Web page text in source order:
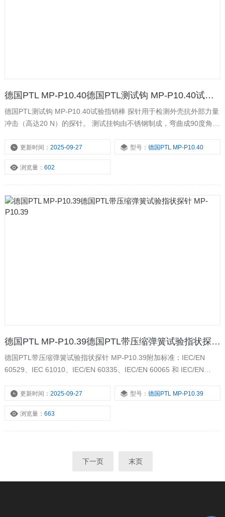
德国PTL MP-P10.40德国PTL测试钩 MP-P10.40试验指销棒 探针
德国PTL测试钩 MP-P10.40试验指销棒 探针用于检测外壳抗外部力量
冲击（高达20 N）的探针。 测试挂钩由不锈钢制成，弯曲成90度角。
可以通过钥匙扣进行调整。
更新时间： 2025-09-27 型号：德国PTL MP-P10.40
浏览量： 602
德国PTL MP-P10.39德国PTL带压缩弹簧试验指状探针 MP-P10.39
德国PTL带压缩弹簧试验指状探针 MP-P10.39附加标准：IEC/EN
60529、IEC 61010、IEC/EN 60335、IEC/EN 60065 和 IEC/EN
进力标确定机械强度的可触摸部件的访问探针，带有集成压缩弹簧。
更新时间： 2025-09-27 型号：德国PTL MP-P10.39
浏览量： 663
下一页 末页